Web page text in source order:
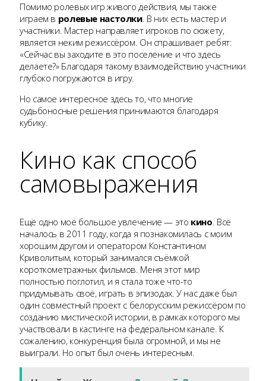
Помимо ролевых игр живого действия, мы также
играем в ролевые настолки. В них есть мастер и
участники. Мастер направляет игроков по сюжету,
является неким режиссёром. Он спрашивает ребят:
«Сейчас вы заходите в это поселение и что здесь
делаете?» Благодаря такому взаимодействию участники
глубоко погружаются в игру.
Но самое интересное здесь то, что многие
судьбоносные решения принимаются благодаря
кубику.
Кино как способ
самовыражения
Ещё одно моё большое увлечение — это кино . Всё
началось в 2011 году, когда я познакомилась с моим
хорошим другом и оператором Константином
Криволитым, который занимался съёмкой
короткометражных фильмов. Меня этот мир
полностью поглотил, и я стала тоже что-то
придумывать своё, играть в эпизодах. У нас даже был
один совместный проект с белорусским режиссёром по
созданию мистической истории, в рамках которого мы
участвовали в кастинге на федеральном канале. К
сожалению, конкуренция была огромной, и мы не
выиграли. Но опыт был очень интересным.